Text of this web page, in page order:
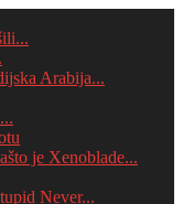
Arabija...
je Xenoblade...
Never...